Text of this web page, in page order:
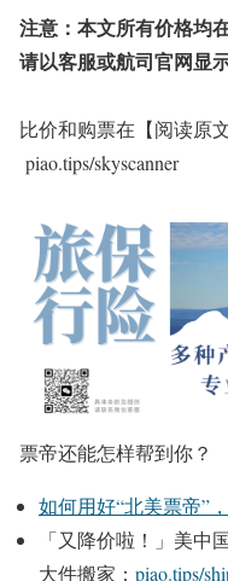
注意：本文所有价格均
请以客服或航司官网显示
比价和购票在【阅读原
piao.tips/skyscanner
票帝还能怎样帮到你？
如何用好“北美票帝”
「又降价啦！」美中
大件搬家： piao.tips/